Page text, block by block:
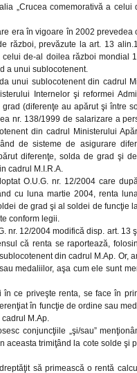
„Crucea comemorativă a
era în vigoare în 2002
război, prevăzute la art. 13
de-al doilea război mondial
a unui sublocotenent.
unui sublocotenent din cadrul
Internelor şi reformei
(diferenţe au apărut şi între
nr. 138/1999 de salarizare a
din cadrul Ministerului
de sisteme de asigurare
diferenţe, solda de grad şi
cadrul M.I.R.A.
O.U.G. nr. 12/2004 care
cu luna martie 2004, renta
de grad şi al soldei de funcţie
conform legii.
nr. 12/2004 modifică disp. art. 13
că renta se raportează,
din cadrul M.Ap. Or,
medaliilor, aşa cum ele sunt
ce priveşte renta, se face în
în funcţie de ordine sau
M.Ap.
conjuncţiile „şi/sau”
aceasta trimiţând la cote solde şi
să primească o rentă